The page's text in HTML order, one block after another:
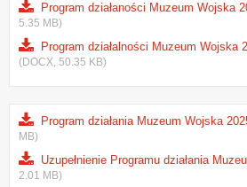
Program działaności Muzeum Wojska
5.35 MB)
Program działalności Muzeum Wojska
(DOCX, 50.35 KB)
Program działania Muzeum Wojska
MB)
Uzupełnienie Programu działania
2.01 MB)